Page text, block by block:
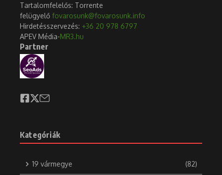
Tartalomfelelős: Torrente
felügyelő fovarosunk@fovarosunk.info
Hirdetésszervezés: +36 20 978 6797
APEV Média-MR3.hu
Partner
Kategóriák
19 vármegye (82)